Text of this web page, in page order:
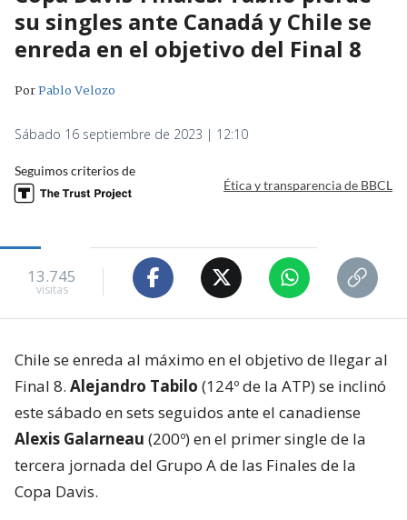
su singles ante Canadá y Chile se
enreda en el objetivo del Final 8
PorPablo Velozo
Sábado 16 septiembre de 2023 | 12:10
Seguimos criterios de
Ética y transparencia de BBCL
13.745
visitas
Chile se enreda al máximo en el objetivo de llegar al
Final 8. Alejandro Tabilo (124º de la ATP) se inclinó
este sábado en sets seguidos ante el canadiense
Alexis Galarneau (200º) en el primer single de la
tercera jornada del Grupo A de las Finales de la
Copa Davis.